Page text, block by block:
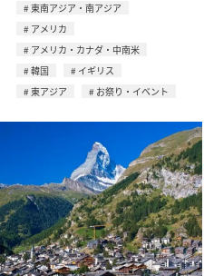
東南アジア・南アジア
アメリカ
アメリカ・カナダ・中南米
韓国
イギリス
東アジア
お祭り・イベント